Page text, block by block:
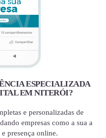
ESPECIALIZADA
EM NITERÓI?
e personalizadas de
empresas como a sua a
presença online.